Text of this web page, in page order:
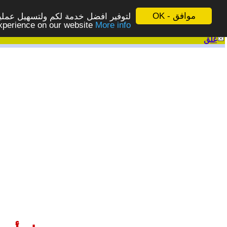
موافق - OK
لتوفير افضل خدمة لكم ولتسهيل
on our website More info - المزيد
غلق